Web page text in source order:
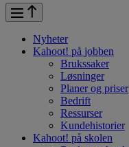
Nyheter
Kahoot! på jobben
Brukssaker
Løsninger
Planer og priser
Bedrift
Ressurser
Kundehistorier
Kahoot! på skolen